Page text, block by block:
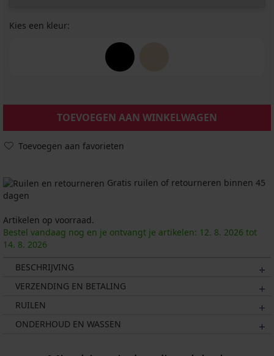
Kies een kleur:
TOEVOEGEN AAN WINKELWAGEN
Toevoegen aan favorieten
Gratis ruilen of retourneren binnen 45
dagen
Artikelen op voorraad.
Bestel vandaag nog en je ontvangt je artikelen: 12. 8. 2026 tot
14. 8. 2026
BESCHRIJVING
VERZENDING EN BETALING
RUILEN
ONDERHOUD EN WASSEN